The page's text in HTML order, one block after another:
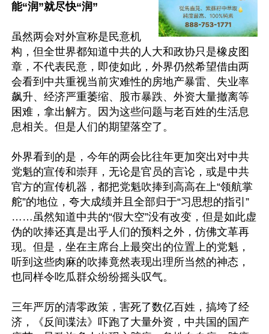
能“润”就尽快“润”
虽然两会对外宣称是民意机
构，但全世界都知道中共的人大和政协只是橡皮图
章，不代表民意，即使如此，外界仍然希望借由两
会看到中共重视当前灾难性的房地产暴雷、失业率
飙升、经济严重萎缩、股市暴跌、外资大量撤离等
困难，拿出解方。因为这些问题与老百姓的生活息
息相关。但是人们的期望落空了。
外界看到的是，今年的两会比往年更加突出对中共
党魁的宣传和崇拜，无论是官员的言论，或是中共
官方的宣传机器，都把党魁吹捧到高高在上“领航掌
舵”的地位，夸大成绩并且全部归于“习思想的指引”
……虽然知道中共的“假大空”没有改变，但是如此虚
伪的吹捧还真是出乎人们的预料之外，仿佛文革再
现。但是，坐在主席台上最突出的位置上的党魁，
听到这些肉麻的吹捧竟然表现出理所当然的神态，
也同样令吃瓜群众纷纷摇头叹气。
三年严厉的清零政策，害死了数亿百姓，搞垮了经
济，《反间谍法》吓跑了大量外资，中共国的国产